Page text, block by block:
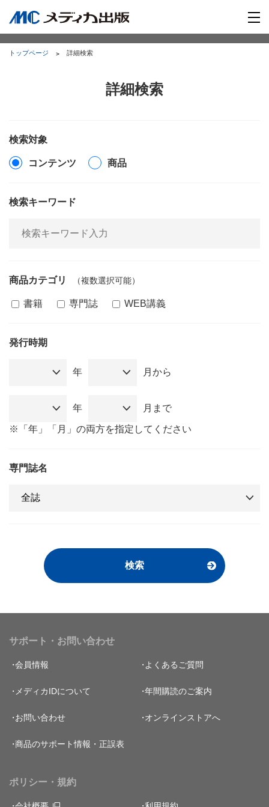
トップページ 詳細検索
詳細検索
検索対象
コンテンツ 商品
検索キーワード
商品カテゴリ （複数選択可能）
書籍 専門誌 WEB講義
発行時期
年 月から
年 月まで
※「年」「月」の両方を指定してください
専門誌名
サポート・お問い合わせ
会員情報 よくあるご質問
メディカIDについて 年間購読のご案内
お問い合わせ オンラインストアへ
商品のサポート情報・正誤表
ポリシー・規約